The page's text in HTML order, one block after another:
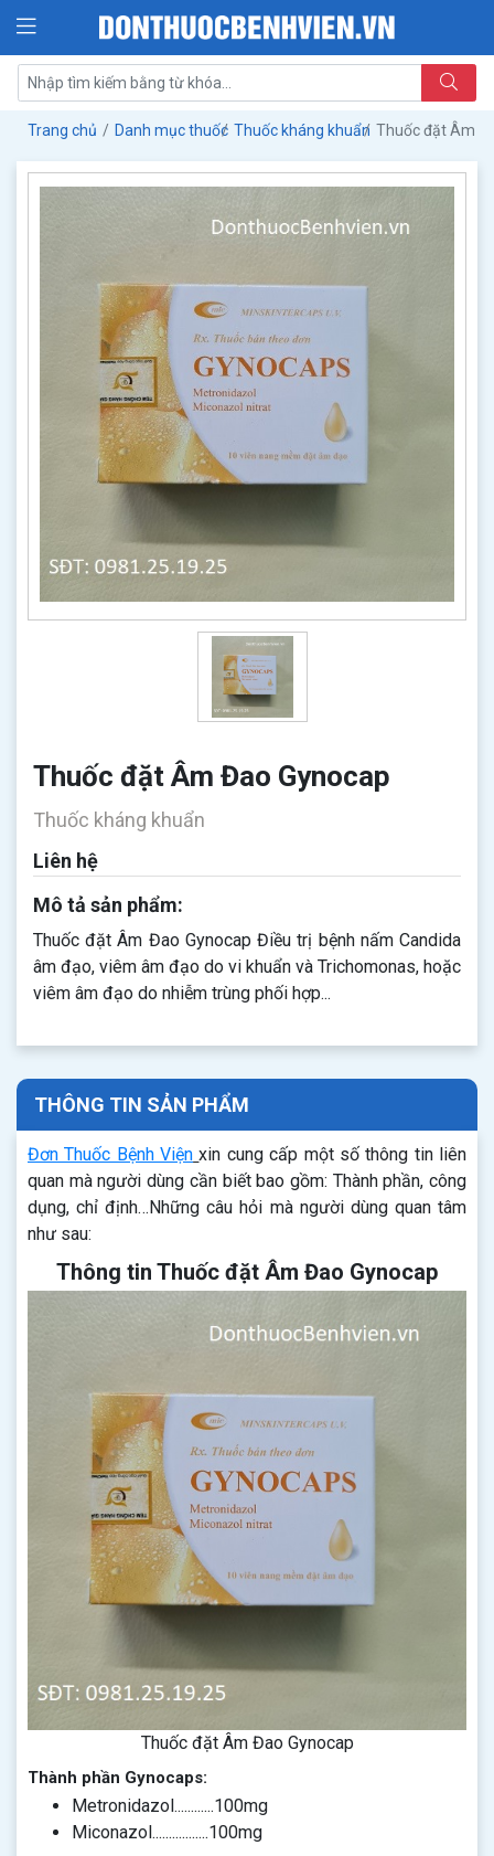
Trang chủ Danh mục thuốc Thuốc kháng khuẩn Thuốc đặt Âm
Thuốc đặt Âm Đao Gynocap
Thuốc kháng khuẩn
Liên hệ
Mô tả sản phẩm:
Thuốc đặt Âm Đao Gynocap Điều trị bệnh nấm Candida
âm đạo, viêm âm đạo do vi khuẩn và Trichomonas, hoặc
viêm âm đạo do nhiễm trùng phối hợp...
THÔNG TIN SẢN PHẨM
Đơn Thuốc Bệnh Viện xin cung cấp một số thông tin liên
quan mà người dùng cần biết bao gồm: Thành phần, công
dụng, chỉ định…Những câu hỏi mà người dùng quan tâm
như sau:
Thông tin Thuốc đặt Âm Đao Gynocap
Thuốc đặt Âm Đao Gynocap
Thành phần Gynocaps:
Metronidazol............100mg
Miconazol.................100mg